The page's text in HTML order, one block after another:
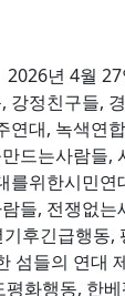
2026년 4월 27
강정친구들,
연대, 녹색연
드는사람들,
를위한시민연
들, 전쟁없는
후긴급행동,
섬들의 연대
평화행동, 한